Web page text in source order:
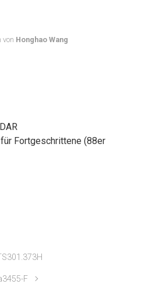
von Honghao Wang
Fortgeschrittene (88er
F